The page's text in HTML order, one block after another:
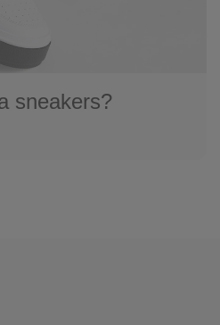
sneakers?